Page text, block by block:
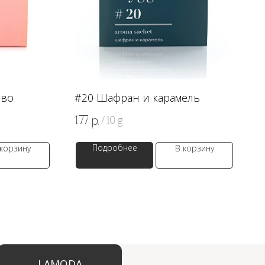
#20 Шафран и карамель
177 р. / 10 g
Подробнее В корзину